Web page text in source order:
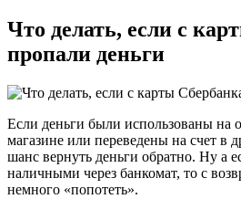
Что делать, если с
пропали деньги
Если деньги были использованы на
магазине или переведены на счет в
шанс вернуть деньги обратно. Ну а
наличными через банкомат, то с
немного «попотеть».